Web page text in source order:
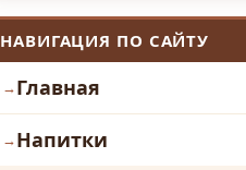
НАВИГАЦИЯ ПО САЙТУ
Главная
Напитки